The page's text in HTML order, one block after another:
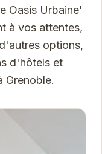
Oasis Urbaine'
à vos attentes,
options,
d'hôtels et
Grenoble.